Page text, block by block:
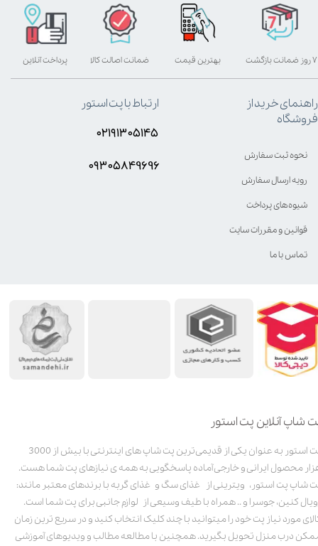
شاپ آنلاین پت استور
پت استور به عنوان یکی از قدیمی‌ترین پت شاپ های اینترنتی با بیش از 3000
محصول ایرانی و خارجی آماده پاسخگویی به همه ی نیازهای پت شما هست.
شاپ پت استور، ویترینی از غذای سگ و غذای گربه با برندهای معتبر مانند:
کنین، جوسرا و .. همراه با طیف وسیعی از لوازم جانبی برای پت شما است.
مورد نیاز پت خود را میتوانید با چند کلیک انتخاب کنید و در سریع ترین زمان
درب منزل تحویل بگیرید. همچنین با مطالعه مطالب و ویدیوهای آموزشی
بهترین قیمت پرداخت آنلاین ۷ روز ضمانت بازگشت ضمانت اصالت کالا
راهنمای خرید از
فروشگاه
نحوه ثبت سفارش
رویه ارسال سفارش
شیوه‌های پرداخت
قوانین و مقررات سایت
تماس با ما
ارتباط با پت استور
۰۲۱۹۱۳۰۵۱۴۵
۰۹۳۰۵8۴9696